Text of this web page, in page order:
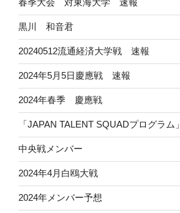
春季大会 対東海大学 速報
黒川 和音君
20240512流通経済大学戦 速報
2024年5月5日慶應戦 速報
2024年春季 慶應戦
「JAPAN TALENT SQUADプログラム」
中央戦メンバー
2024年4月白鴎大戦
2024年メンバー予想